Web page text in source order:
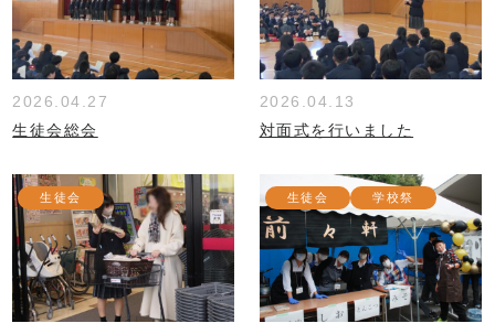
2026.04.27
生徒会総会
2026.04.13
対面式を行いました
生徒会 生徒会 学校祭